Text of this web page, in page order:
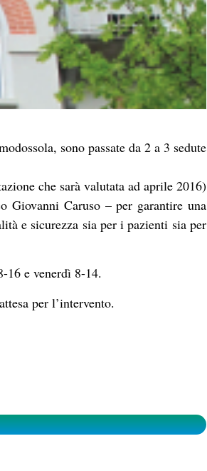
sono passate da 2 a 3 sedute
che sarà valutata ad aprile 2016)
Giovanni Caruso – per garantire una
e sicurezza sia per i pazienti sia per
e venerdì 8-14.
per l’intervento.